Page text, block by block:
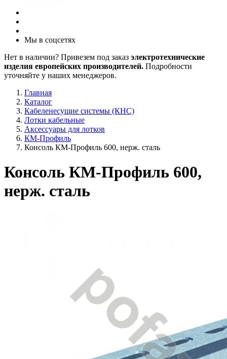
Мы в соцсетях
Нет в наличии? Привезем под заказ электротехнические
изделия европейских производителей. Подробности
уточняйте у наших менеджеров.
Главная
Каталог
Кабеленесущие системы (КНС)
Лотки кабельные
Аксессуары для лотков
КМ-Профиль
Консоль КМ-Профиль 600, нерж. сталь
Консоль КМ-Профиль 600,
нерж. сталь